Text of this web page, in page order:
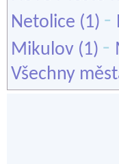
Netolice (1) -
Mikulov (1) -
Všechny